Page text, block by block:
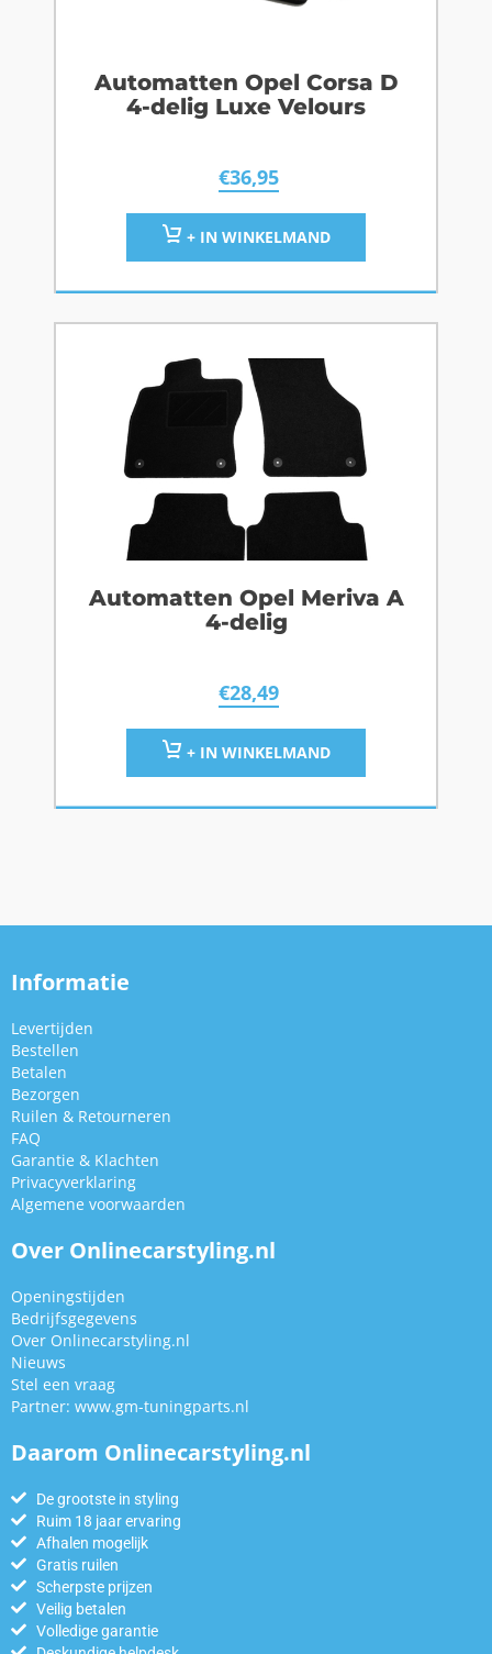
Automatten Opel Corsa D
4-delig Luxe Velours
€36,95
+ IN WINKELMAND
Automatten Opel Meriva A
4-delig
€28,49
+ IN WINKELMAND
Informatie
Levertijden
Bestellen
Betalen
Bezorgen
Ruilen & Retourneren
FAQ
Garantie & Klachten
Privacyverklaring
Algemene voorwaarden
Over Onlinecarstyling.nl
Openingstijden
Bedrijfsgegevens
Over Onlinecarstyling.nl
Nieuws
Stel een vraag
Partner: www.gm-tuningparts.nl
Daarom Onlinecarstyling.nl
De grootste in styling
Ruim 18 jaar ervaring
Afhalen mogelijk
Gratis ruilen
Scherpste prijzen
Veilig betalen
Volledige garantie